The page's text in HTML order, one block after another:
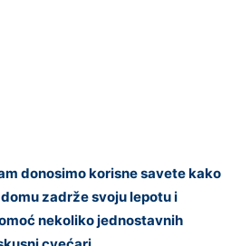
donosimo korisne savete kako
zadrže svoju lepotu i
nekoliko jednostavnih